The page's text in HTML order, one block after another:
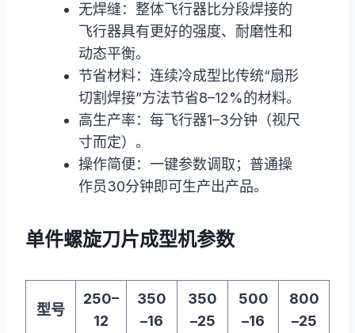
无焊缝：整体飞行器比分段焊接的
飞行器具有更好的强度、耐磨性和
动态平衡。
节省材料：连续冷成型比传统“扇形
切割焊接”方法节省8–12%的材料。
高生产率：每飞行器1–3分钟（视尺
寸而定）。
操作简便：一键参数调取；普通操
作员30分钟即可生产出产品。
单件螺旋刀片成型机参数
型号
250–
12
350
–16
350
–25
500
–16
800
–25